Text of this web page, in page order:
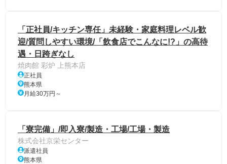
「正社員/キッチン専任」未経験・家庭料理レベル歓
迎/質問しやすい環境/「飲食店でこんなに!?」の高待
遇・日跨ぎなし
焼肉館 彩炉 上熊本店
正社員
熊本県
月給30万円～
「寮完備」/即入寮/製造・工場/工場・製造
株式会社京栄センター
派遣社員
熊本県